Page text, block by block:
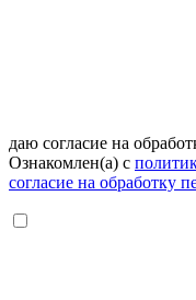
даю согласие на
Ознакомлен(а) с
согласие на обработку